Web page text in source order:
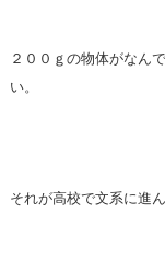
２００ｇの物体がなん
い。
それが高校で文系に進